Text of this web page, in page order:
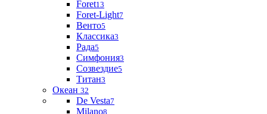
Foret13
Foret-Light7
Венто5
Классика3
Рада5
Симфония3
Созвездие5
Титан3
Океан 32
De Vesta7
Milano8